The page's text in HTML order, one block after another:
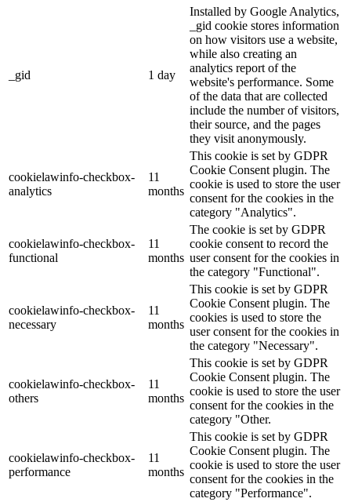
_gid 1 day
Installed by Google Analytics,
_gid cookie stores information
on how visitors use a website,
while also creating an
analytics report of the
website's performance. Some
of the data that are collected
include the number of visitors,
their source, and the pages
they visit anonymously.
cookielawinfo-checkbox-
analytics
11
months
This cookie is set by GDPR
Cookie Consent plugin. The
cookie is used to store the user
consent for the cookies in the
category "Analytics".
cookielawinfo-checkbox-
functional
11
months
The cookie is set by GDPR
cookie consent to record the
user consent for the cookies in
the category "Functional".
cookielawinfo-checkbox-
necessary
11
months
This cookie is set by GDPR
Cookie Consent plugin. The
cookies is used to store the
user consent for the cookies in
the category "Necessary".
cookielawinfo-checkbox-
others
11
months
This cookie is set by GDPR
Cookie Consent plugin. The
cookie is used to store the user
consent for the cookies in the
category "Other.
cookielawinfo-checkbox-
performance
11
months
This cookie is set by GDPR
Cookie Consent plugin. The
cookie is used to store the user
consent for the cookies in the
category "Performance".